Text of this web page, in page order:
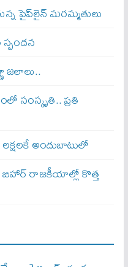
పైప్‌లైన్ మరమ్మతులు
స్పందన
జలాలు..
సంస్కృతి.. ప్రతి
అందుబాటులో
బిహార్ రాజకీయాల్లో కొత్త